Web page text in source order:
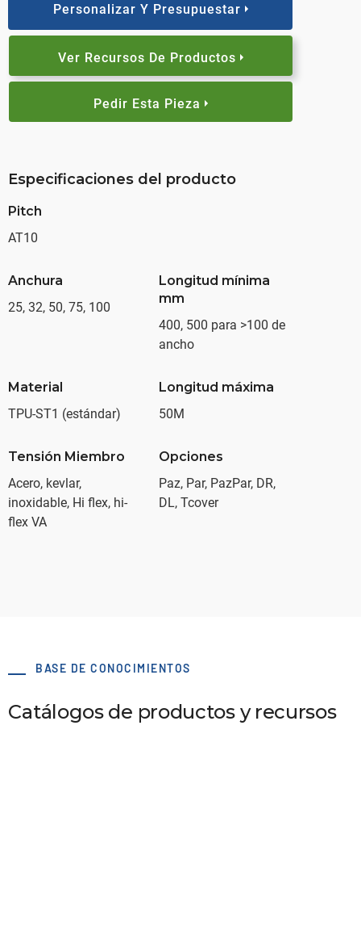
Personalizar Y Presupuestar
Ver Recursos De Productos
Pedir Esta Pieza
Especificaciones del producto
Pitch
AT10
Anchura
25, 32, 50, 75, 100
Longitud mínima
mm
400, 500 para >100 de
ancho
Material
TPU-ST1 (estándar)
Longitud máxima
50M
Tensión Miembro
Acero, kevlar,
inoxidable, Hi flex, hi-
flex VA
Opciones
Paz, Par, PazPar, DR,
DL, Tcover
BASE DE CONOCIMIENTOS
Catálogos de productos y recursos